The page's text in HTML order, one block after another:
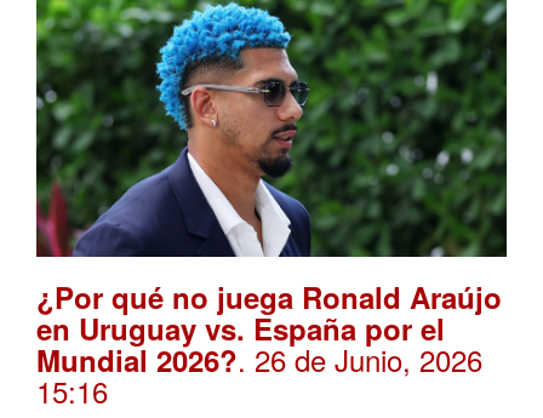
¿Por qué no juega Ronald Araújo
en Uruguay vs. España por el
Mundial 2026?. 26 de Junio, 2026
15:16